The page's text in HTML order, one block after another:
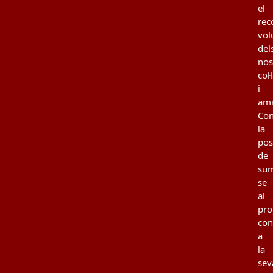
el
i
la
de
se
al
a
la